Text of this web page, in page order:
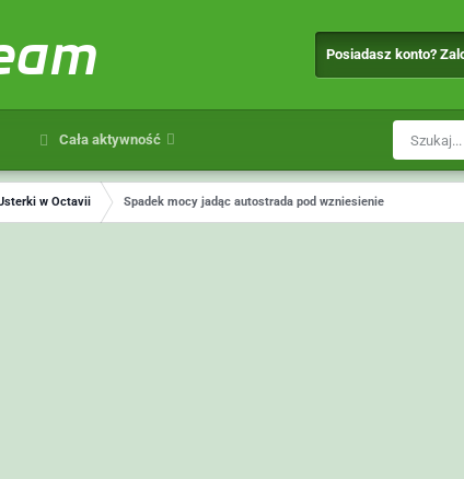
Posiadasz konto?
Cała aktywność
w Octavii Spadek mocy jadąc autostrada pod wzniesienie